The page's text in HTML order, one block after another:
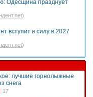
Одесщина празднует
)
вступит в силу в 2027
)
лучшие горнолыжные
снега
17